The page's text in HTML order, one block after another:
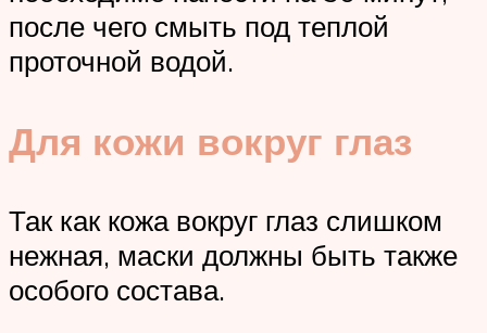
после чего смыть под теплой
проточной водой.
Для кожи вокруг глаз
Так как кожа вокруг глаз слишком
нежная, маски должны быть также
особого состава.